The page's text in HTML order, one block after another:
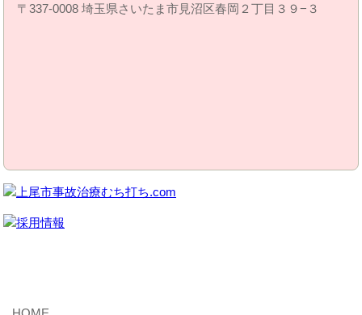
〒337-0008 埼玉県さいたま市見沼区春岡２丁目３９−３